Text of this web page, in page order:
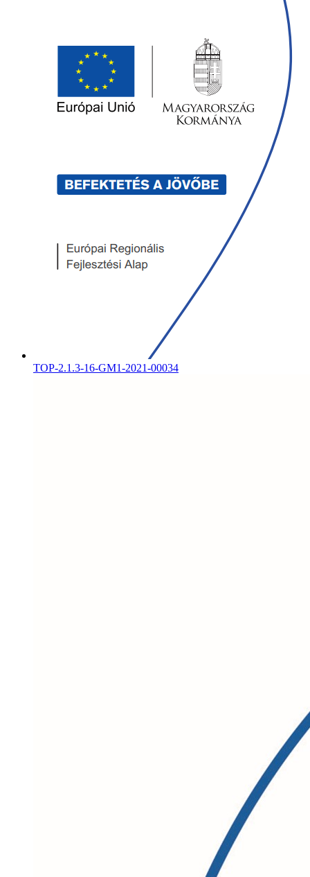
TOP-2.1.3-16-GM1-2021-00034